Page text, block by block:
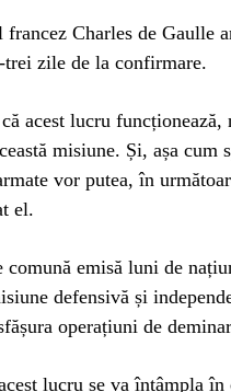
Charles de Gaulle
trei zile de la confirmare.
acest lucru
misiune. Și, așa cum
vor putea, în
el.
comună emisă luni de
defensivă și
operațiuni de
lucru se va întâmpla